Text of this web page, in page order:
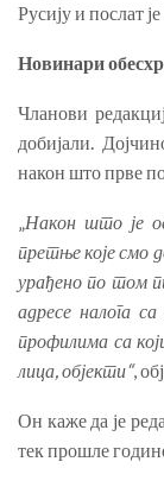
Русију и послат
Новинари
Чланови
добијали.
након што прве
„Након што је
претње које смо
урађено по том
адресе налога
профилима са
лица, објекти“,
Он каже да је
тек прошле